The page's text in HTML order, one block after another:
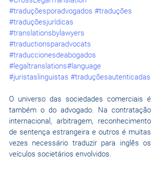
#traduçõesporadvogados #traduções
#traduçõesjurídicas
#translationsbylawyers
#traductionsparadvocats
#traduccionesdeabogados
#legaltranslations#language
#juristaslinguistas #traduçõesautenticadas
O universo das sociedades comerciais é
também o do advogado. Na contratação
internacional, arbitragem, reconhecimento
de sentença estrangeira e outros é muitas
vezes necessário traduzir para inglês os
veículos societários envolvidos.